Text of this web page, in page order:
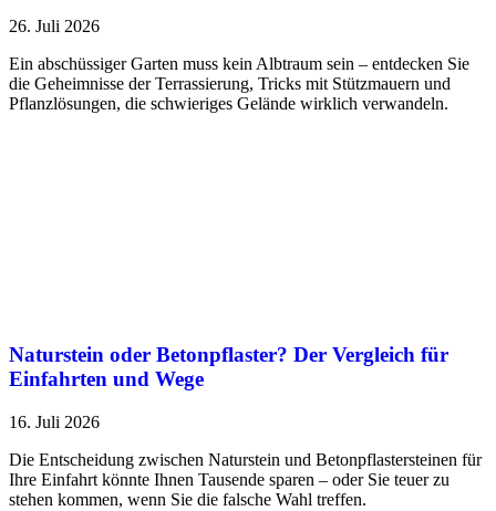
26. Juli 2026
Ein abschüssiger Garten muss kein Albtraum sein – entdecken Sie
die Geheimnisse der Terrassierung, Tricks mit Stützmauern und
Pflanzlösungen, die schwieriges Gelände wirklich verwandeln.
Naturstein oder Betonpflaster? Der Vergleich für
Einfahrten und Wege
16. Juli 2026
Die Entscheidung zwischen Naturstein und Betonpflastersteinen für
Ihre Einfahrt könnte Ihnen Tausende sparen – oder Sie teuer zu
stehen kommen, wenn Sie die falsche Wahl treffen.